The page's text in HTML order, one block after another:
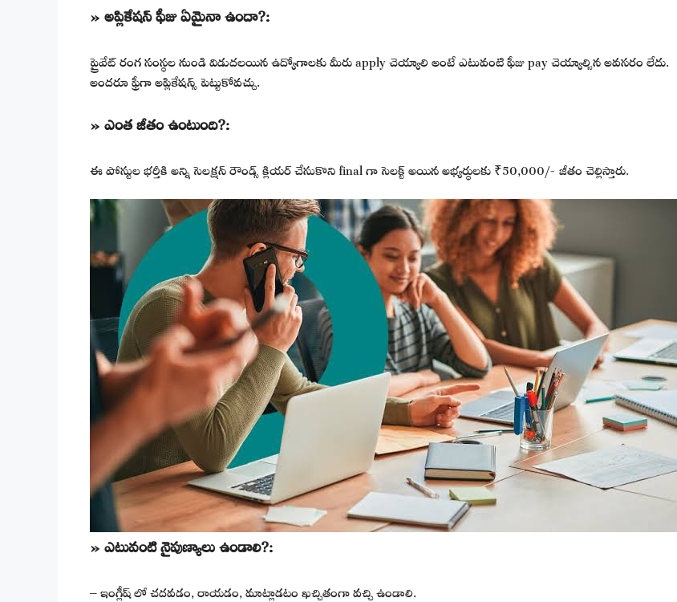
» అప్లికేషన్ ఫీజు ఏమైనా ఉందా?:
ప్రైవేట్ రంగ సంస్థల నుండి విడుదలయిన ఉద్యోగాలకు మీరు apply చెయ్యాలి అంటే ఎటువంటి ఫీజు pay చెయ్యాల్సిన అవసరం లేదు.
అందరూ ఫ్రీగా అప్లికేషన్స్ పెట్టుకోవచ్చు.
» ఎంత జీతం ఉంటుంది?:
ఈ పోస్టుల భర్తీకి అన్ని సెలక్షన్ రౌండ్స్ క్లియర్ చేసుకొని final గా సెలక్ట్ అయిన అభ్యర్థులకు ₹50,000/- జీతం చెల్లిస్తారు.
» ఎటువంటి నైపుణ్యాలు ఉండాలి?:
– ఇంగ్లీష్ లో చదవడం, రాయడం, మాట్లాడటం ఖచ్చితంగా వచ్చి ఉండాలి.